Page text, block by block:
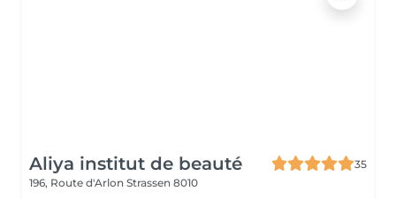
Aliya institut de beauté
35
196, Route d'Arlon Strassen 8010